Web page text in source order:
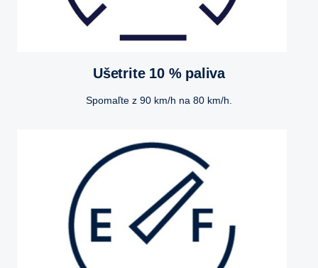
Ušetrite 10 % paliva
Spomaľte z 90 km/h na 80 km/h.